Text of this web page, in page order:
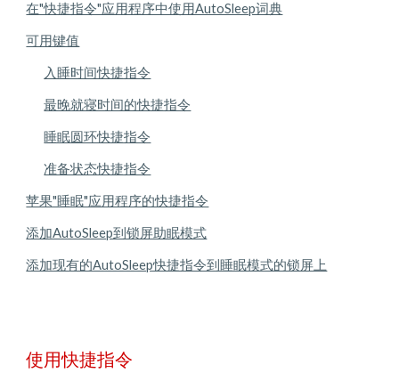
在"快捷指令"应用程序中使用AutoSleep词典
可用键值
入睡时间快捷指令
最晚就寝时间的快捷指令
睡眠圆环快捷指令
准备状态快捷指令
苹果"睡眠"应用程序的快捷指令
添加AutoSleep到锁屏助眠模式
添加现有的AutoSleep快捷指令到睡眠模式的锁屏上
使用快捷指令